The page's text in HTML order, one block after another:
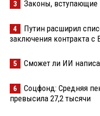
3 Законы, вступающие
4
Путин расширил
заключения контракта с
5 Сможет ли ИИ
6
Соцфонд: Средняя
превысила 27,2 тысячи